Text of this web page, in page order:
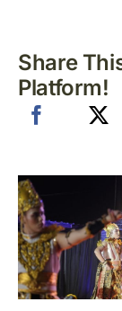
Share
Platform!